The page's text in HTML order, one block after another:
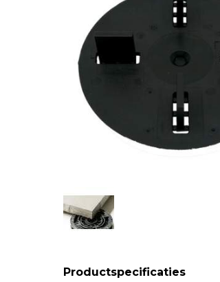
Productspecificaties